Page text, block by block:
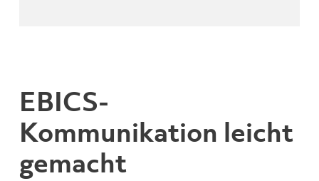
EBICS-
Kommunikation leicht
gemacht